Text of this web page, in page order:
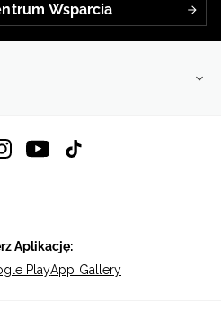
Wsparcia
Aplikację:
PlayApp Gallery